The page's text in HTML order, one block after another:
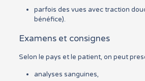
parfois des vues avec traction
bénéfice).
Examens et consignes
Selon le pays et le patient, on peut
analyses sanguines,